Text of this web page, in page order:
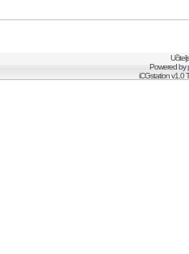
Powered by
iCGstation v1.0